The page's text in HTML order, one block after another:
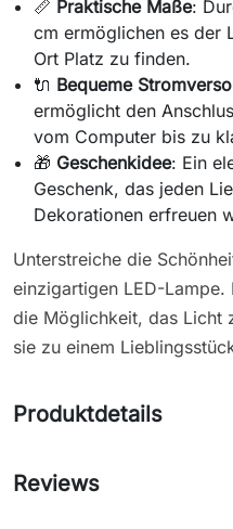
📏 Praktische Maße:
cm ermöglichen es der
Ort Platz zu finden.
🔌 Bequeme
ermöglicht den
vom Computer bis zu
🎁 Geschenkidee: Ein
Geschenk, das jeden
Dekorationen erfreuen
Unterstreiche die
einzigartigen LED-Lampe.
die Möglichkeit, das Licht
sie zu einem
Produktdetails
Reviews